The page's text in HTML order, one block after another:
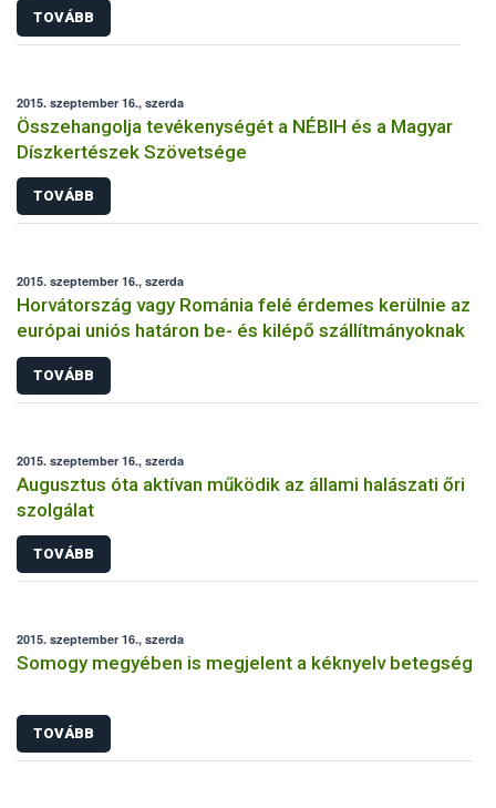
TOVÁBB
2015. szeptember 16., szerda
Összehangolja tevékenységét a NÉBIH és a Magyar
Díszkertészek Szövetsége
TOVÁBB
2015. szeptember 16., szerda
Horvátország vagy Románia felé érdemes kerülnie az
európai uniós határon be- és kilépő szállítmányoknak
TOVÁBB
2015. szeptember 16., szerda
Augusztus óta aktívan működik az állami halászati őri
szolgálat
TOVÁBB
2015. szeptember 16., szerda
Somogy megyében is megjelent a kéknyelv betegség
TOVÁBB